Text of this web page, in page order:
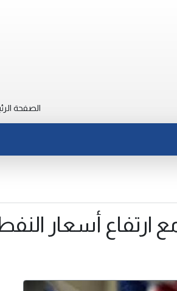
الصفحة
ارتفاع أسعار